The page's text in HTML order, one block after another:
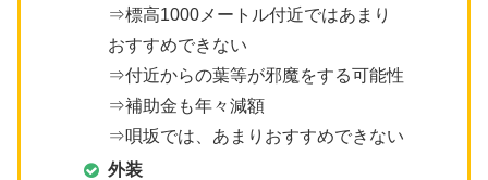
⇒標高1000メートル付近ではあまり
おすすめできない
⇒付近からの葉等が邪魔をする可能性
⇒補助金も年々減額
⇒唄坂では、あまりおすすめできない
外装